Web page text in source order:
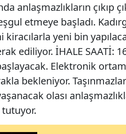
anlaşmazlıkların çıkıp
etmeye başladı.
kiracılarla yeni bin
ediliyor. İHALE SAATİ:
Elektronik
bekleniyor.
olası